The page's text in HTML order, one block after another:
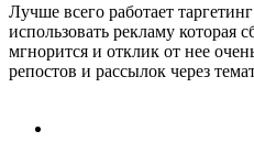
Лучше всего работает
использовать рекламу которая
мгнорится и отклик от нее
репостов и рассылок через